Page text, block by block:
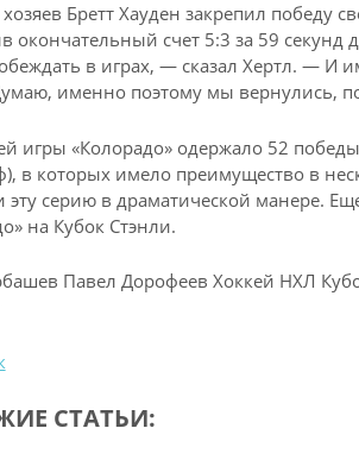
Бретт Хауден закрепил победу
окончательный счет 5:3 за 59
в играх, — сказал Хертл. — И
именно поэтому мы вернулись,
игры «Колорадо» одержало 52
в которых имело преимущество в
эту серию в драматической манере.
на Кубок Стэнли.
Павел Дорофеев Хоккей НХЛ
СТАТЬИ: